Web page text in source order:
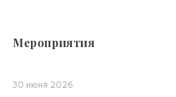
Мероприятия
30 июня 2026